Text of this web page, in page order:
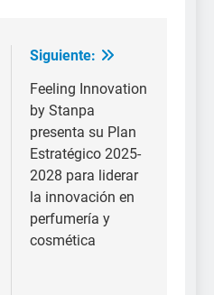
Siguiente:
Feeling Innovation
by Stanpa
presenta su Plan
Estratégico 2025-
2028 para liderar
la innovación en
perfumería y
cosmética